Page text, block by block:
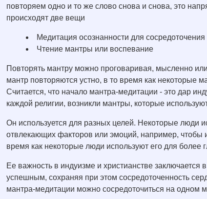
повторяем одно и то же слово снова и снова, это
происходят две вещи
Медитация осознанности для
Чтение мантры или воспевание
Повторять мантру можно проговаривая, мысленно
мантр повторяются устно, в то время как некоторые
Считается, что начало мантра-медитации - это дар
каждой религии, возникли мантры, которые
Он используется для разных целей. Некоторые люди
отвлекающих факторов или эмоций, например, чтобы
время как некоторые люди используют его для более
Ее важность в индуизме и христианстве
успешным, сохраняя при этом сосредоточенность
мантра-медитации можно сосредоточиться на одном